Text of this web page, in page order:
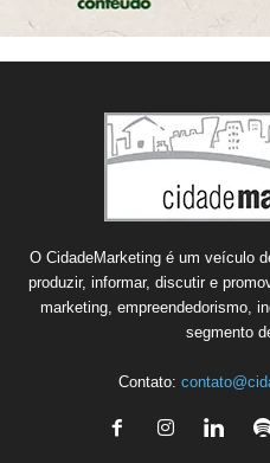
O CidadeMarketing é um veículo
produzir, informar, discutir e
marketing, empreendedorismo,
segmento
Contato: